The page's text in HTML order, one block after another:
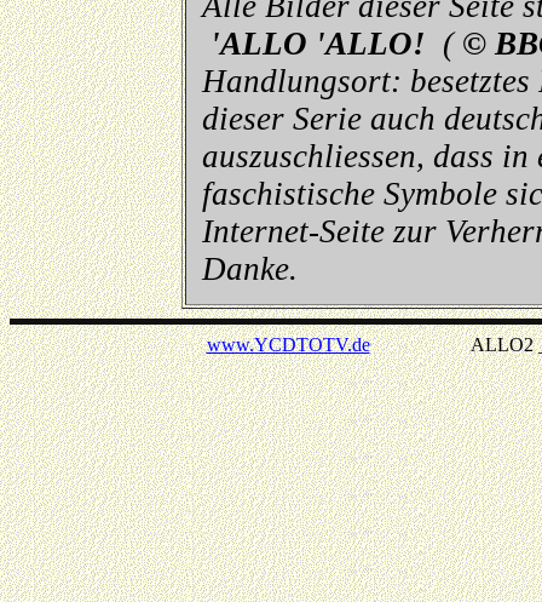
'ALLO 'ALLO! ( ©
Handlungsort:
dieser Serie auch
auszuschliessen, dass in
faschistische Symbole
Internet-Seite zur
Danke.
www.YCDTOTV.deALLO2 _